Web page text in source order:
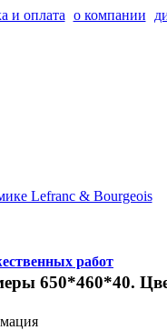
и оплата о компании
работ
650*460*40.